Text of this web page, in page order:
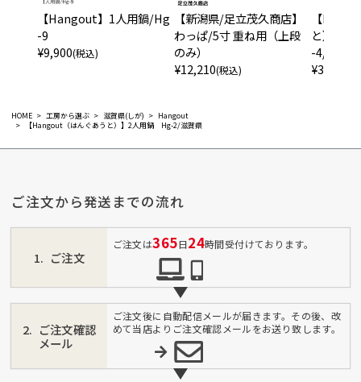
HOME 工房から選ぶ 滋賀県(しが)
Hangout
【Hangout（はんぐあうと）】2人用鍋 Hg-2/滋賀県
【Hangout】1人用鍋/Hg
-9
¥9,900(税込)
【新潟県/足立茂久商店】
わっぱ/5寸 重ね用（上段
のみ）
¥12,210(税込)
【
と）】
-4/滋賀県
¥3,300
ご注文から発送までの流れ
ご注文
ご注文は365日24時間受付けております。
ご注文確認
メール
ご注文後に自動配信メールが届きます。その後、改
めて当店よりご注文確認メールをお送り致します。